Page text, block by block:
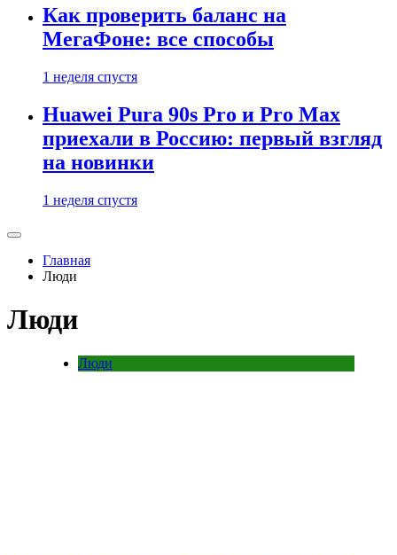
Как проверить баланс на
МегаФоне: все способы
1 неделя спустя
Huawei Pura 90s Pro и Pro Max
приехали в Россию: первый взгляд
на новинки
1 неделя спустя
Главная
Люди
Люди
Люди